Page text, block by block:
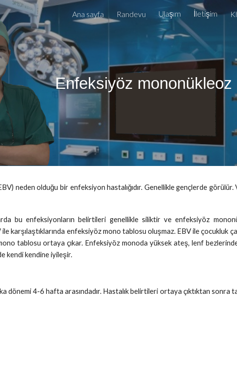
Skip to navigation
Ana sayfa Randevu Ulaşım İletişim
Enfeksiyöz mononükleoz
neden olduğu bir enfeksiyon hastalığıdır. Genellikle gençlerde
bu enfeksiyonların belirtileri genellikle siliktir ve enfeksiyöz
karşılaştıklarında enfeksiyöz mono tablosu oluşmaz. EBV ile çocukluk
tablosu ortaya çıkar. Enfeksiyöz monoda yüksek ateş, lenf
kendi kendine iyileşir.
dönemi 4-6 hafta arasındadır. Hastalık belirtileri ortaya çıktıktan sonra